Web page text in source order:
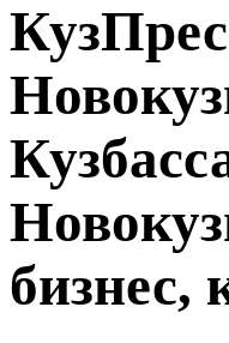
бизнес,